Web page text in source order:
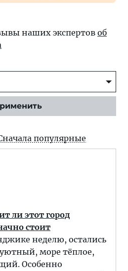
наших экспертов об
популярные
ли этот город
стоит
неделю, остались
море тёплое,
Особенно